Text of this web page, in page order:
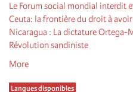
Le Forum social mondial interdit
Ceuta: la frontière du droit à
Nicaragua : La dictature Ortega-
Révolution sandiniste
More
Langues disponibles